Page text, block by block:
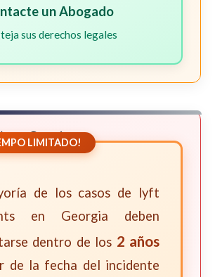
un Abogado
sus derechos legales
en Georgia
LIMITADO!
de los casos de lyft
en Georgia deben
dentro de los 2 años
de la fecha del incidente